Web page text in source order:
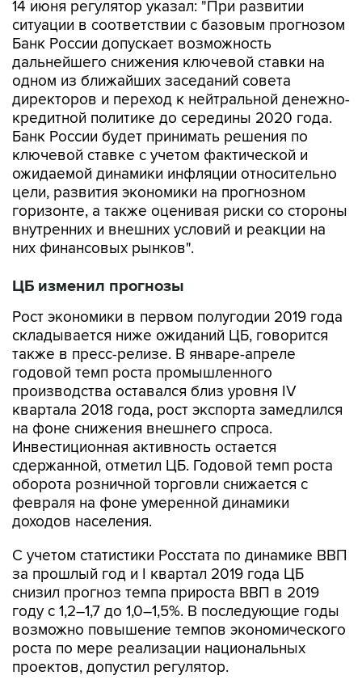
Банк России допускает возможность
дальнейшего снижения ключевой ставки на
одном из ближайших заседаний совета
директоров и переход к нейтральной денежно-
кредитной политике до середины 2020 года.
Банк России будет принимать решения по
ключевой ставке с учетом фактической и
ожидаемой динамики инфляции относительно
цели, развития экономики на прогнозном
горизонте, а также оценивая риски со стороны
внутренних и внешних условий и реакции на
них финансовых рынков".
ЦБ изменил прогнозы
Рост экономики в первом полугодии 2019 года
также в пресс-релизе. В январе-апреле
годовой темп роста промышленного
производства оставался близ уровня IV
квартала 2018 года, рост экспорта замедлился
на фоне снижения внешнего спроса.
Инвестиционная активность остается
сдержанной, отметил ЦБ. Годовой темп роста
оборота розничной торговли снижается c
февраля на фоне умеренной динамики
доходов населения.
С учетом статистики Росстата по динамике ВВП
снизил прогноз темпа прироста ВВП в 2019
году с 1,2–1,7 до 1,0–1,5%. В последующие годы
возможно повышение темпов экономического
роста по мере реализации национальных
проектов, допустил регулятор.
Регулятор также отметил замедление годовой